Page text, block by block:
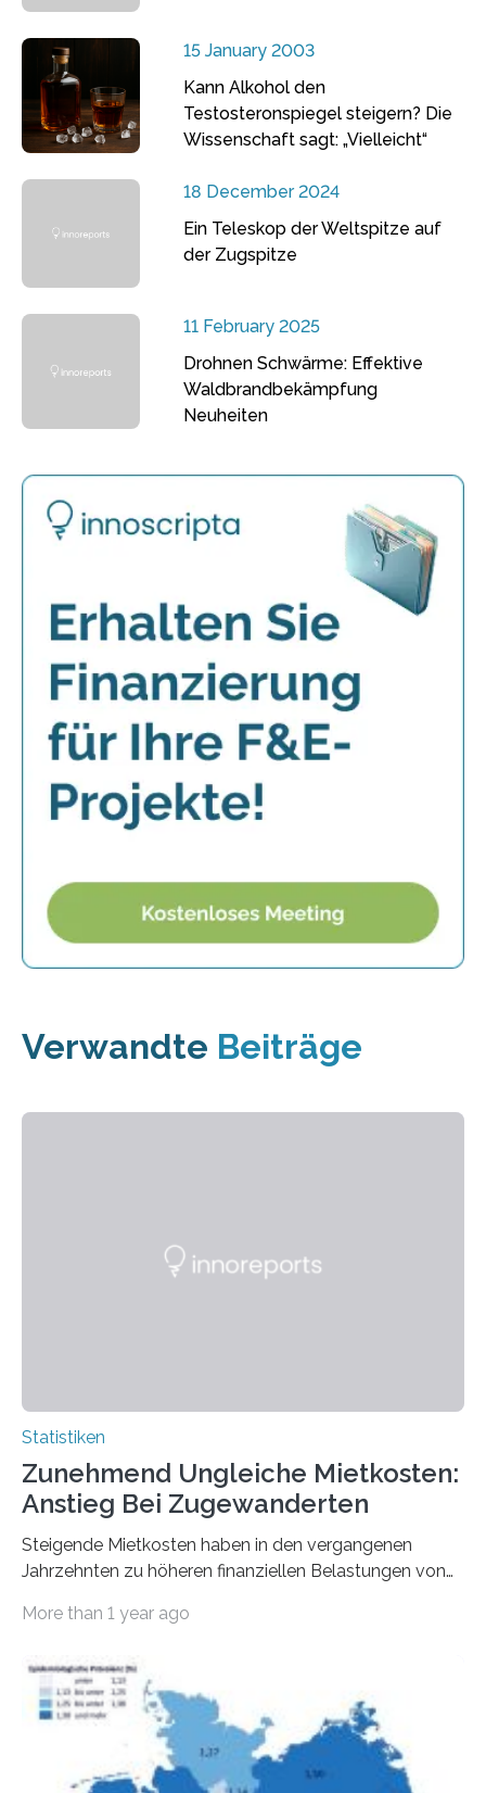
15 January 2003
Kann Alkohol den
Testosteronspiegel steigern? Die
Wissenschaft sagt: „Vielleicht“
18 December 2024
Ein Teleskop der Weltspitze auf
der Zugspitze
11 February 2025
Drohnen Schwärme: Effektive
Waldbrandbekämpfung
Neuheiten
Verwandte Beiträge
Statistiken
Zunehmend Ungleiche Mietkosten:
Anstieg Bei Zugewanderten
Steigende Mietkosten haben in den vergangenen
Jahrzehnten zu höheren finanziellen Belastungen von
Bundesinstitut für Bevölkerungsforschung (BiB)
gesamten Einkommen zwischen 1990 und 2020 für
unterschiedliche Einkommensgruppen sowie für in
Deutschland geborene Menschen und Zugewanderte
verändert hat. Das Ergebnis: Während Personen mit
hohen Einkommen (oberstes Quintil der Verteilung der
More than 1 year ago